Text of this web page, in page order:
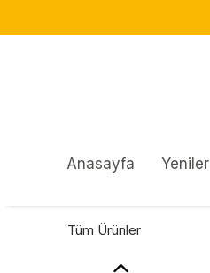
Anasayfa Yeniler
Tüm Ürünler